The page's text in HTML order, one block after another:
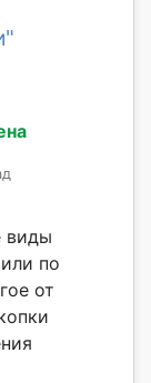
виды
по
от